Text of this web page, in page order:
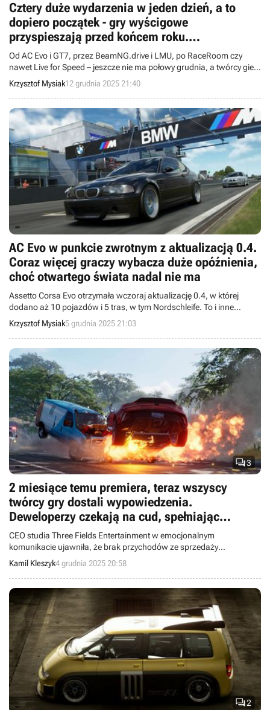
Cztery duże wydarzenia w jeden dzień, a to
dopiero początek - gry wyścigowe
przyspieszają przed końcem roku.
Motoprzegląd Drauga
Od AC Evo i GT7, przez BeamNG.drive i LMU, po RaceRoom czy
nawet Live for Speed – jeszcze nie ma połowy grudnia, a twórcy gier
wyścigowych już tłumnie rzucają w nas prezentami. W AC Rally też
wnet nas to czeka.
Krzysztof Mysiak12 grudnia 2025 21:40
AC Evo w punkcie zwrotnym z aktualizacją 0.4.
Coraz więcej graczy wybacza duże opóźnienia,
choć otwartego świata nadal nie ma
Assetto Corsa Evo otrzymała wczoraj aktualizację 0.4, w której
dodano aż 10 pojazdów i 5 tras, w tym Nordschleife. To i inne
zmiany mocno ucieszyły graczy.
Krzysztof Mysiak5 grudnia 2025 21:03
3
2 miesiące temu premiera, teraz wszyscy
twórcy gry dostali wypowiedzenia.
Deweloperzy czekają na cud, spełniając
ostatnią obietnicę złożoną fanom Wreckreation
CEO studia Three Fields Entertainment w emocjonalnym
komunikacie ujawniła, że brak przychodów ze sprzedaży
Wreckreation i niewystarczające wsparcie wydawcy zmusiły firmę do
wstrzymania dalszej działalności.
Kamil Kleszyk4 grudnia 2025 20:58
2